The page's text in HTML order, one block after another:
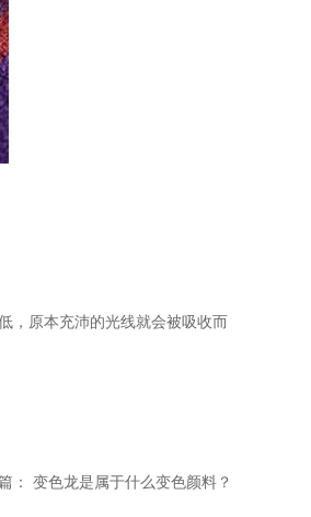
，原本充沛的光线就会被吸收而
： 变色龙是属于什么变色颜料？